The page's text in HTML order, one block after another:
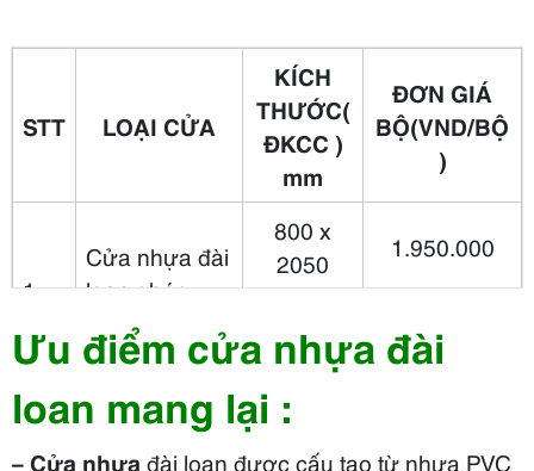
STT LOẠI CỬA
KÍCH
THƯỚC(
ĐKCC )
mm
ĐƠN GIÁ
BỘ(VND/BỘ
)
1
Cửa nhựa đài
loan ghép
thanh loại 2
800 x
2050
1.950.000
2150
2.050.000
2
Cửa nhựa
đài loanghép
800 x
Ưu điểm cửa nhựa đài
loan mang lại :
– Cửa nhựa đài loan được cấu tạo từ nhựa PVC